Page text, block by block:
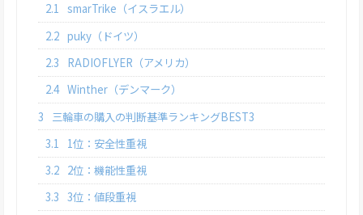
2.1 smarTrike（イスラエル）
2.2 puky（ドイツ）
2.3
RADIOFLYER（アメリカ）
2.4 Winther（デンマーク）
3
三輪車の購入の判断基準ランキングBEST3
3.1
1位：安全性重視
3.2 2位：機能性重視
3.3 3位：値段重視